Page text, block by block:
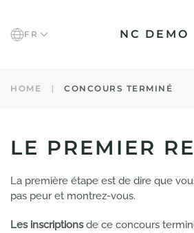
Accéder au contenu principal
FR NC DEMO
HOME CONCOURS TERMINÉ
LE PREMIER
La première étape est de dire que
pas peur et montrez-vous.
Les inscriptionsde ce concours